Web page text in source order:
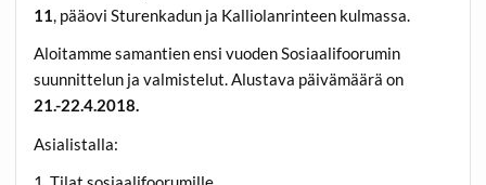
11, pääovi Sturenkadun ja Kalliolanrinteen kulmassa.
Aloitamme samantien ensi vuoden Sosiaalifoorumin
suunnittelun ja valmistelut. Alustava päivämäärä on
21.-22.4.2018.
Asialistalla: